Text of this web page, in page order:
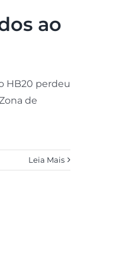
ao
HB20 perdeu
de
Leia Mais